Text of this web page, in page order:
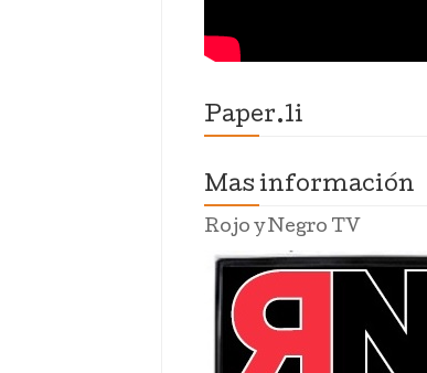
Paper.li
Mas información
Rojo y Negro TV